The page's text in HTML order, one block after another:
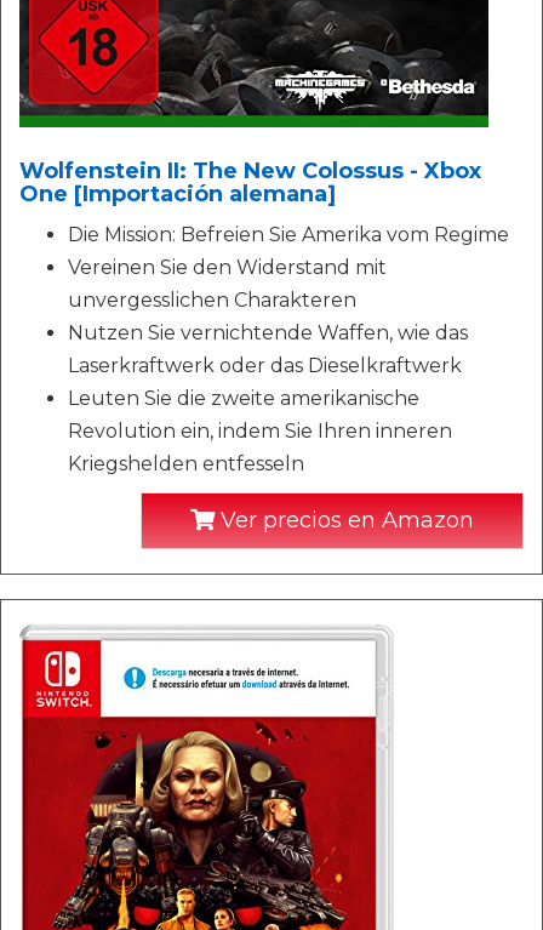
Wolfenstein II: The New Colossus - Xbox
One [Importación alemana]
Die Mission: Befreien Sie Amerika vom Regime
Vereinen Sie den Widerstand mit
unvergesslichen Charakteren
Nutzen Sie vernichtende Waffen, wie das
Laserkraftwerk oder das Dieselkraftwerk
Leuten Sie die zweite amerikanische
Revolution ein, indem Sie Ihren inneren
Kriegshelden entfesseln
Ver precios en Amazon